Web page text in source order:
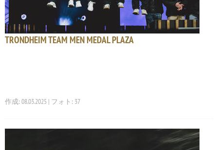
TRONDHEIM TEAM MEN MEDAL PLAZA
作成: 08.03.2025 | フォト: 37